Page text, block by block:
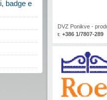
badge e
DVZ Ponikve -
t: +386 1/7807-289